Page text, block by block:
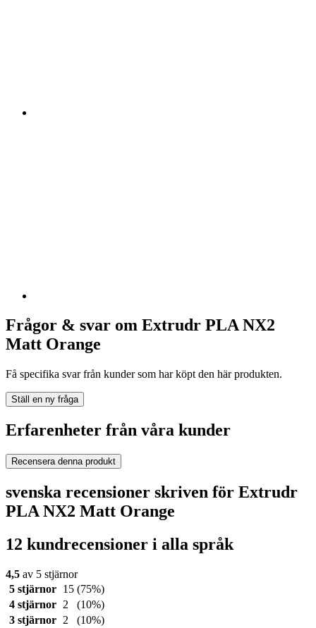
Frågor & svar om Extrudr PLA NX2
Matt Orange
Få specifika svar från kunder som har köpt den här produkten.
Ställ en ny fråga
Erfarenheter från våra kunder
Recensera denna produkt
svenska recensioner skriven för Extrudr
PLA NX2 Matt Orange
12 kundrecensioner i alla språk
4,5 av 5 stjärnor
5 stjärnor
15 (75%)
4 stjärnor
2
(10%)
3 stjärnor
2
(10%)